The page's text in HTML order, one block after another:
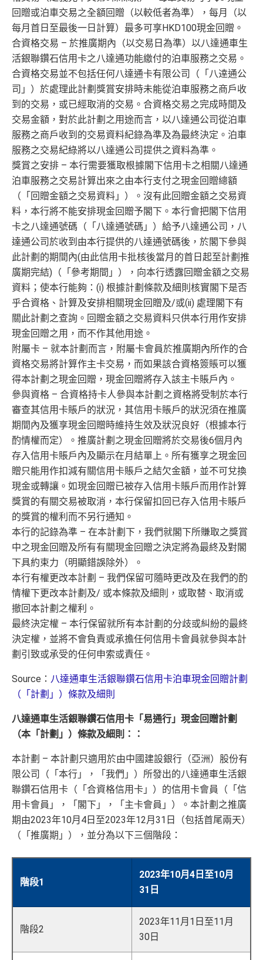
回贈或泊車交易之全額回贈（以較低者為準），每月（以
每月首日至最後一日計算）最多可享HKD100現金回贈。
合資格交易 – 於推廣期內（以交易日為準）以八達通車生
活銀聯鑽石信用卡之八達通功能繳付的泊車服務之交易。
合資格交易並不包括任何八達通卡有限公司（「八逹通公
司」）於處理此計劃獎賞安排時未能從泊車服務之商戶收
到的交易，或已經取消的交易。合資格交易之完成時間及
交易金額，對於此計劃之用途而言，以八達通公司從泊車
服務之商戶收到的交易資料紀錄為準及為最終決定。泊車
服務之交易紀綠將以八達通公司提供之資料為準。
獎賞之安排 – 本行需要獲取根據閣下信用卡之相關八達通
泊車服務之交易計算出來之由本行支付之現金回贈總額
（「回贈金額之交易資料」）。沒有此回贈金額之交易資
料，本行將不能安排現金回贈予閣下。本行會把閣下信用
卡之八達通號碼（「八達通號碼」）給予八達通公司，八
達通公司於收到由本行提供的八達通號碼後，於閣下參與
此計劃的期間內(由此信用卡批核後當月的首日起至計劃推
廣期完結)（「參考期間」），向本行透露回贈金額之交易
資料；使本行能夠：(i) 根據計劃條款及細則核實閣下是否
乎合資格、計算及安排相關現金回贈及/或(ii) 處理閣下有
關此計劃之查詢。回贈金額之交易資料只供本行用作安排
現金回贈之用，而不作其他用途。
附屬卡 – 就本計劃而言，附屬卡會員於推廣期內所作的合
資格交易將計算作主卡交易，而如果該合資格簽賬可以獲
得本計劃之現金回贈，現金回贈將存入該主卡賬戶內。
參與資格 – 合資格持卡人參與本計劃之資格將受制於本行
審查其信用卡賬戶的狀況，其信用卡賬戶的狀況須在推廣
期間內及獲享現金回贈時維持生效及狀況良好（根據本行
酌情權而定）。推廣計劃之現金回贈將於交易後6個月內
存入信用卡賬戶內及顯示在月結單上。所有獲享之現金回
贈只能用作扣減有關信用卡賬戶之結欠金額，並不可兌換
現金或轉讓。如現金回贈已被存入信用卡賬戶而用作計算
獎賞的有關交易被取消，本行保留扣回已存入信用卡賬戶
的獎賞的權利而不另行通知。
本行的記錄為準 – 在本計劃下，我們就閣下所賺取之獎賞
中之現金回贈及所有有關現金回贈之決定將為最終及對閣
下具約束力（明顯錯誤除外）。
本行有權更改本計劃 – 我們保留可隨時更改及在我們的酌
情權下更改本計劃及/ 或本條款及細則，或取替、取消或
撤回本計劃之權利。
最終決定權 – 本行保留就所有本計劃的分歧或糾紛的最終
決定權，並將不會負責或承擔任何信用卡會員就參與本計
劃引致或承受的任何申索或責任。
Source： 八達通車生活銀聯鑽石信用卡泊車現金回贈計劃
（「計劃」）條款及細則
八達通車生活銀聯鑽石信用卡「易通行」現金回贈計劃
（本「計劃」）條款及細則：：
本計劃 – 本計劃只適用於由中國建設銀行（亞洲）股份有
限公司（「本行」，「我們」）所發出的八達通車生活銀
聯鑽石信用卡（「合資格信用卡」）的信用卡會員（「信
用卡會員」，「閣下」，「主卡會員」）。本計劃之推廣
期由2023年10月4日至2023年12月31日（包括首尾兩天）
（「推廣期」），並分為以下三個階段：
階段1
2023年10月4日至10月
31日
階段2
2023年11月1日至11月
30日